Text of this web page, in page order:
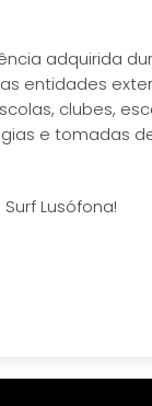
adquirida
entidades
clubes,
e tomadas
Lusófona!